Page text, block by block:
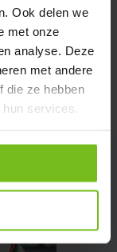
Ook delen we
met onze
analyse. Deze
met andere
die ze hebben
services.